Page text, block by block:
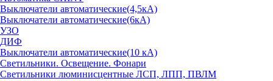
Выключатели автоматические(4,5кА)
Выключатели автоматические(6кА)
УЗО
ДИФ
Выключатели автоматические(10 кА)
Светильники. Освещение. Фонари
Светильники люминисцентные ЛСП, ЛПП, ПВЛМ